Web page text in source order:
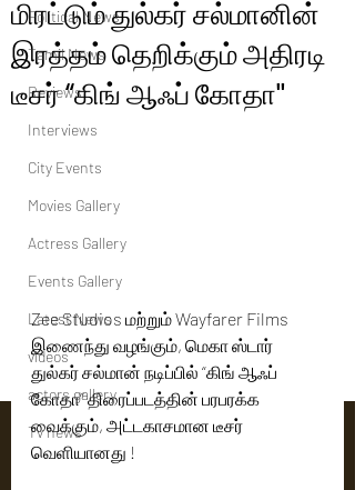
Political News
Tamil News
Reviews
Interviews
City Events
Movies Gallery
Actress Gallery
Events Gallery
Latest News
videos
actors gallery
Tv news
மிரட்டும் துல்கர் சல்மானின்
இரத்தம் தெறிக்கும் அதிரடி
டீசர் “கிங் ஆஃப் கோதா"
Zee Studios மற்றும் Wayfarer Films
இணைந்து வழங்கும், மெகா ஸ்டார்
துல்கர் சல்மான் நடிப்பில் “கிங் ஆஃப்
கோதா” திரைப்படத்தின் பரபரக்க
வைக்கும், அட்டகாசமான டீசர்
வெளியானது !